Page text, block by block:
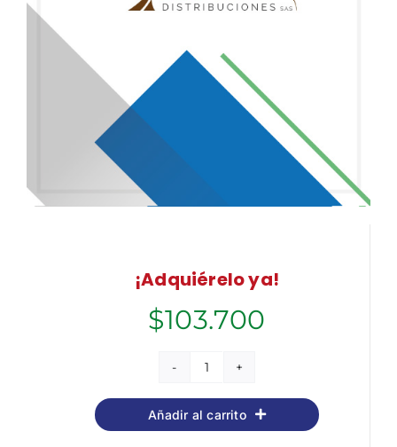
¡Adquiérelo ya!
$103.700
Educación
Primaria.
Temario
Añadir al carrito